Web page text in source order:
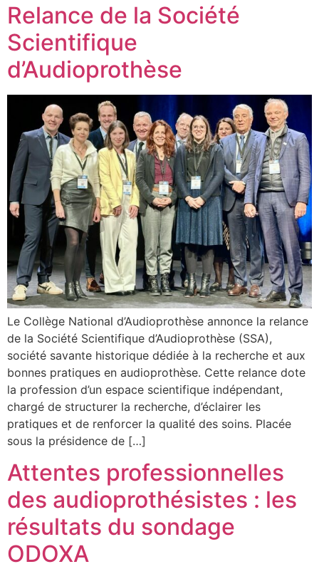
Relance de la Société
Scientifique
d’Audioprothèse
Le Collège National d’Audioprothèse annonce la relance
de la Société Scientifique d’Audioprothèse (SSA),
société savante historique dédiée à la recherche et aux
bonnes pratiques en audioprothèse. Cette relance dote
la profession d’un espace scientifique indépendant,
chargé de structurer la recherche, d’éclairer les
pratiques et de renforcer la qualité des soins. Placée
sous la présidence de […]
Attentes professionnelles
des audioprothésistes : les
résultats du sondage
ODOXA